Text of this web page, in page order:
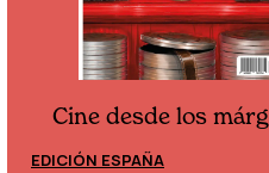
Cine desde los
EDICIÓN ESPAÑA